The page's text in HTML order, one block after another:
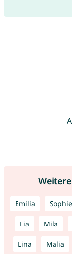
Emilia Sophie
Lia Mila
Lina Malia